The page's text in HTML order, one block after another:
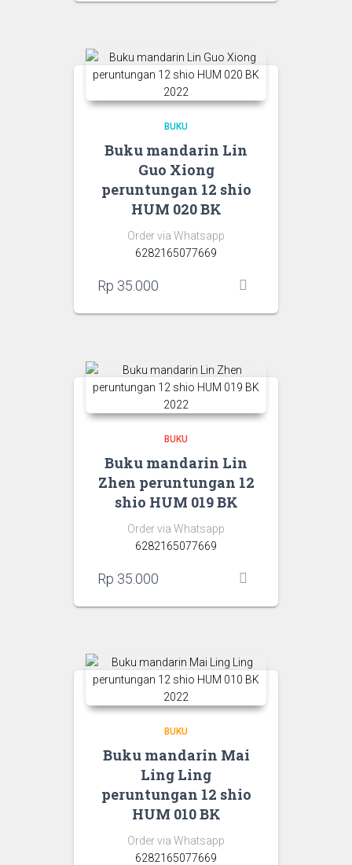
BUKU
Buku mandarin Lin
Guo Xiong
peruntungan 12 shio
HUM 020 BK
Order via Whatsapp
6282165077669
Rp 35.000
BUKU
Buku mandarin Lin
Zhen peruntungan 12
shio HUM 019 BK
Order via Whatsapp
6282165077669
Rp 35.000
BUKU
Buku mandarin Mai
Ling Ling
peruntungan 12 shio
HUM 010 BK
Order via Whatsapp
6282165077669